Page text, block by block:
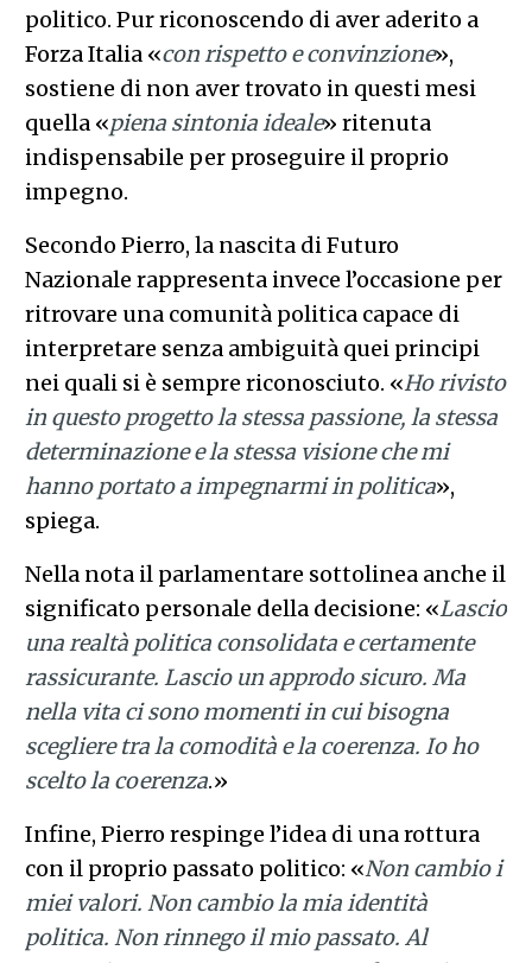
politico. Pur riconoscendo di aver aderito a
Forza Italia «con rispetto e convinzione»,
sostiene di non aver trovato in questi mesi
quella «piena sintonia ideale» ritenuta
indispensabile per proseguire il proprio
impegno.
Secondo Pierro, la nascita di Futuro
Nazionale rappresenta invece l’occasione per
ritrovare una comunità politica capace di
interpretare senza ambiguità quei principi
nei quali si è sempre riconosciuto. «Ho rivisto
in questo progetto la stessa passione, la stessa
determinazione e la stessa visione che mi
hanno portato a impegnarmi in politica»,
spiega.
Nella nota il parlamentare sottolinea anche il
significato personale della decisione: «Lascio
una realtà politica consolidata e certamente
rassicurante. Lascio un approdo sicuro. Ma
nella vita ci sono momenti in cui bisogna
scegliere tra la comodità e la coerenza. Io ho
scelto la coerenza.»
Infine, Pierro respinge l’idea di una rottura
con il proprio passato politico: «Non cambio i
miei valori. Non cambio la mia identità
politica. Non rinnego il mio passato. Al